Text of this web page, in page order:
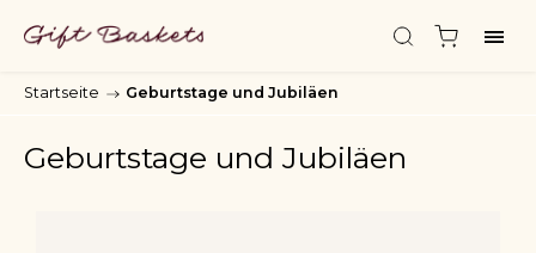
Startseite / Geburtstage und Jubiläen
Geburtstage und Jubiläen